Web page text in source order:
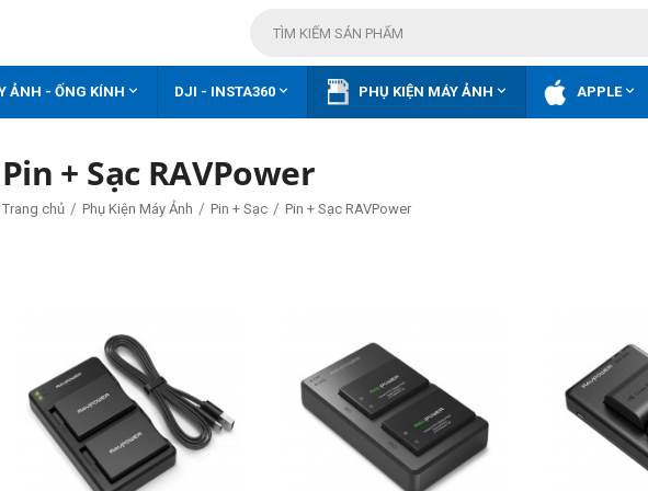
ẢNH - ỐNG KÍNH  DJI - INSTA360  PHỤ KIỆN MÁY ẢNH  APPLE
Pin + Sạc RAVPower
Trang chủ / Phụ Kiện Máy Ảnh / Pin + Sạc / Pin + Sạc RAVPower